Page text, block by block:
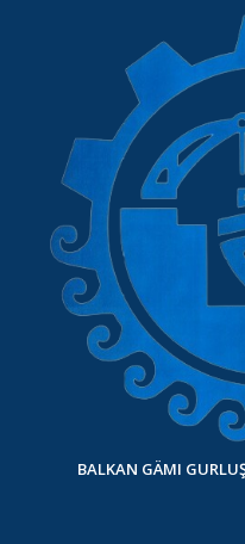
BALKAN GÄMI